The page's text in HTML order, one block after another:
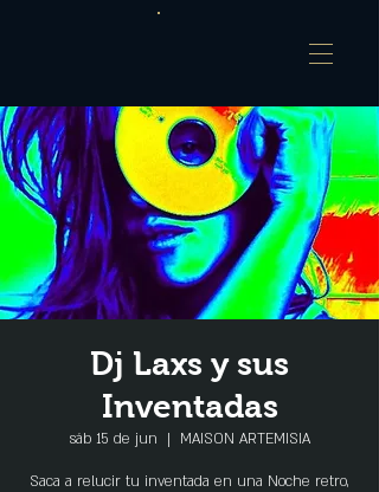
Dj Laxs y sus
Inventadas
sáb 15 de jun
  |
MAISON ARTEMISIA
Saca a relucir tu inventada en una Noche retro,